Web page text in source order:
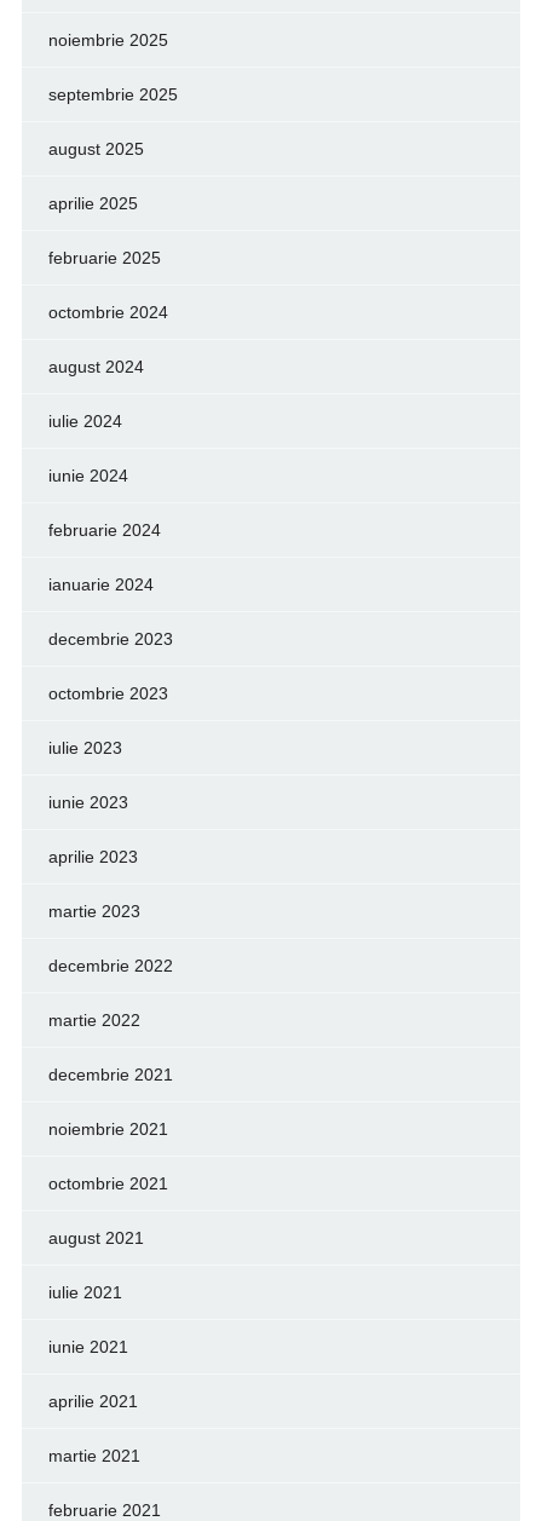
noiembrie 2025
septembrie 2025
august 2025
aprilie 2025
februarie 2025
octombrie 2024
august 2024
iulie 2024
iunie 2024
februarie 2024
ianuarie 2024
decembrie 2023
octombrie 2023
iulie 2023
iunie 2023
aprilie 2023
martie 2023
decembrie 2022
martie 2022
decembrie 2021
noiembrie 2021
octombrie 2021
august 2021
iulie 2021
iunie 2021
aprilie 2021
martie 2021
februarie 2021